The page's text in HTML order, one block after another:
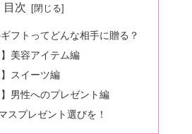
目次
フトってどんな相手に贈る？
】美容アイテム編
】スイーツ編
】男性へのプレゼント編
スプレゼント選びを！